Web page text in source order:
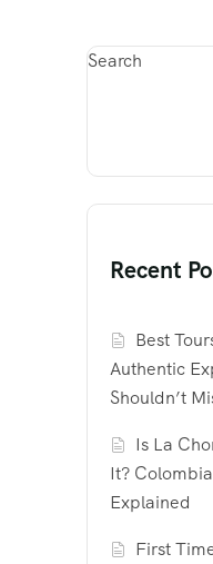
Search
Recent
Best
Authentic
Shouldn’t
Is La
It?
Explained
First